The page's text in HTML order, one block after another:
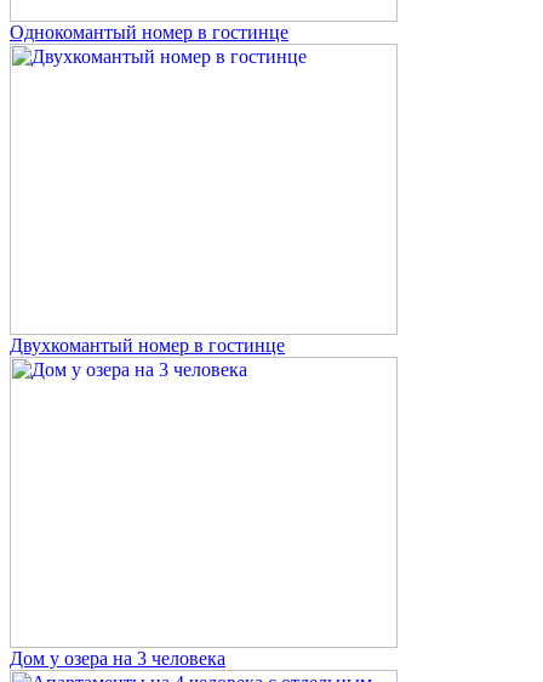
Однокомантый номер в гостинце
Двухкомантый номер в гостинце
Дом у озера на 3 человека